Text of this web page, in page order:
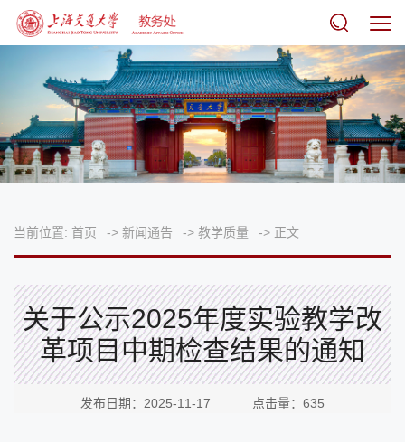
当前位置: 首页 -> 新闻通告 -> 教学质量 -> 正文
关于公示2025年度实验教学改
革项目中期检查结果的通知
发布日期：2025-11-17 点击量： 635